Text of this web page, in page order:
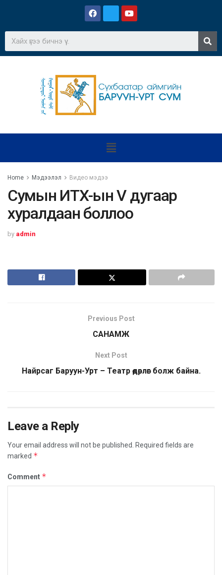
Home Мэдээлэл Видео мэдээ
Сумын ИТХ-ын V дугаар
хуралдаан боллоо
by admin
Previous Post
САНАМЖ
Next Post
Найрсаг Баруун-Урт – Театр өдөрлөг болж байна.
Leave a Reply
Your email address will not be published.
Required fields are
marked *
Comment *